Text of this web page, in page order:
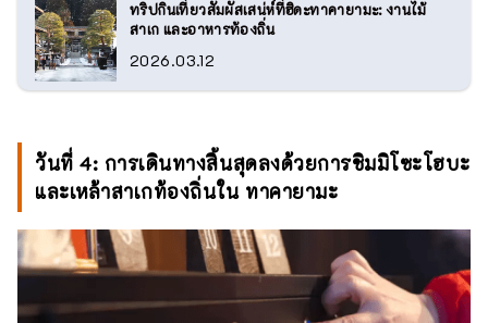
ทริปกินเที่ยวสัมผัสเสน่ห์ที่ฮิดะทาคายามะ: งานไม้
สาเก และอาหารท้องถิ่น
2026.03.12
วันที่ 4: การเดินทางสิ้นสุดลงด้วยการชิมมิโซะโฮบะ
และเหล้าสาเกท้องถิ่นใน ทาคายามะ